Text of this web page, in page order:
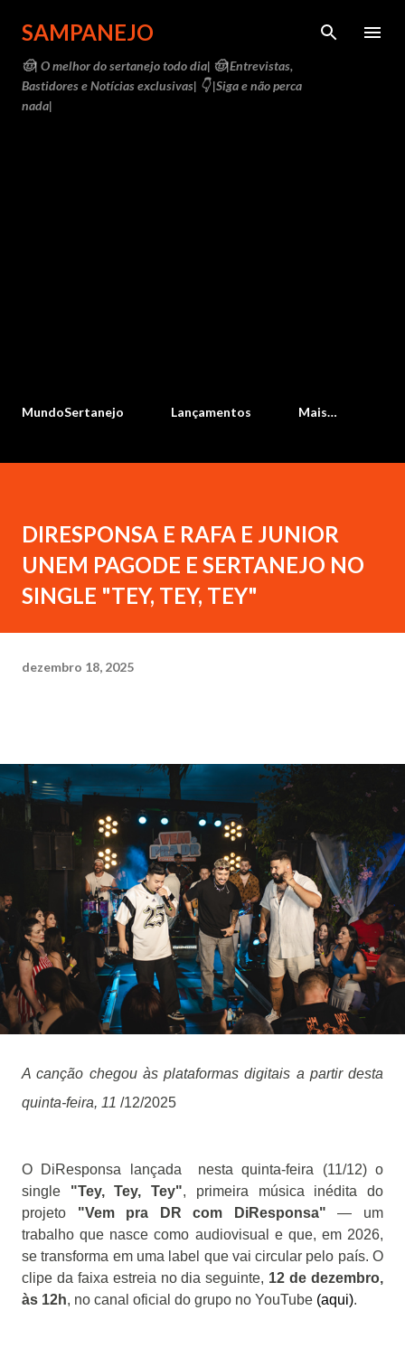
Pular para o conteúdo principal
SAMPANEJO
🤠| O melhor do sertanejo todo dia| 🤠|Entrevistas,
Bastidores e Notícias exclusivas| 👇 |Siga e não perca
nada|
MundoSertanejo Lançamentos Mais…
DIRESPONSA E RAFA E JUNIOR
UNEM PAGODE E SERTANEJO NO
SINGLE "TEY, TEY, TEY"
dezembro 18, 2025
A canção chegou às plataformas digitais a partir desta
quinta-feira, 11 /12/2025
O DiResponsa lançada nesta quinta-feira (11/12) o
single "Tey, Tey, Tey", primeira música inédita do
projeto "Vem pra DR com DiResponsa" — um
trabalho que nasce como audiovisual e que, em 2026,
se transforma em uma label que vai circular pelo país. O
clipe da faixa estreia no dia seguinte, 12 de dezembro,
às 12h, no canal oficial do grupo no YouTube (aqui).